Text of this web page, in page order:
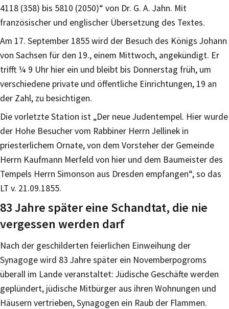
4118 (358) bis 5810 (2050)“ von Dr. G. A. Jahn. Mit
französischer und englischer Übersetzung des Textes.
Am 17. September 1855 wird der Besuch des Königs Johann
von Sachsen für den 19., einem Mittwoch, angekündigt. Er
trifft ¼ 9 Uhr hier ein und bleibt bis Donnerstag früh, um
verschiedene private und öffentliche Einrichtungen, 19 an
der Zahl, zu besichtigen.
Die vorletzte Station ist „Der neue Judentempel. Hier wurde
der Hohe Besucher vom Rabbiner Herrn Jellinek in
priesterlichem Ornate, von dem Vorsteher der Gemeinde
Herrn Kaufmann Merfeld von hier und dem Baumeister des
Tempels Herrn Simonson aus Dresden empfangen“, so das
LT v. 21.09.1855.
83 Jahre später eine Schandtat, die nie
vergessen werden darf
Nach der geschilderten feierlichen Einweihung der
Synagoge wird 83 Jahre später ein Novemberpogroms
überall im Lande veranstaltet: Jüdische Geschäfte werden
geplündert, jüdische Mitbürger aus ihren Wohnungen und
Häusern vertrieben, Synagogen ein Raub der Flammen.